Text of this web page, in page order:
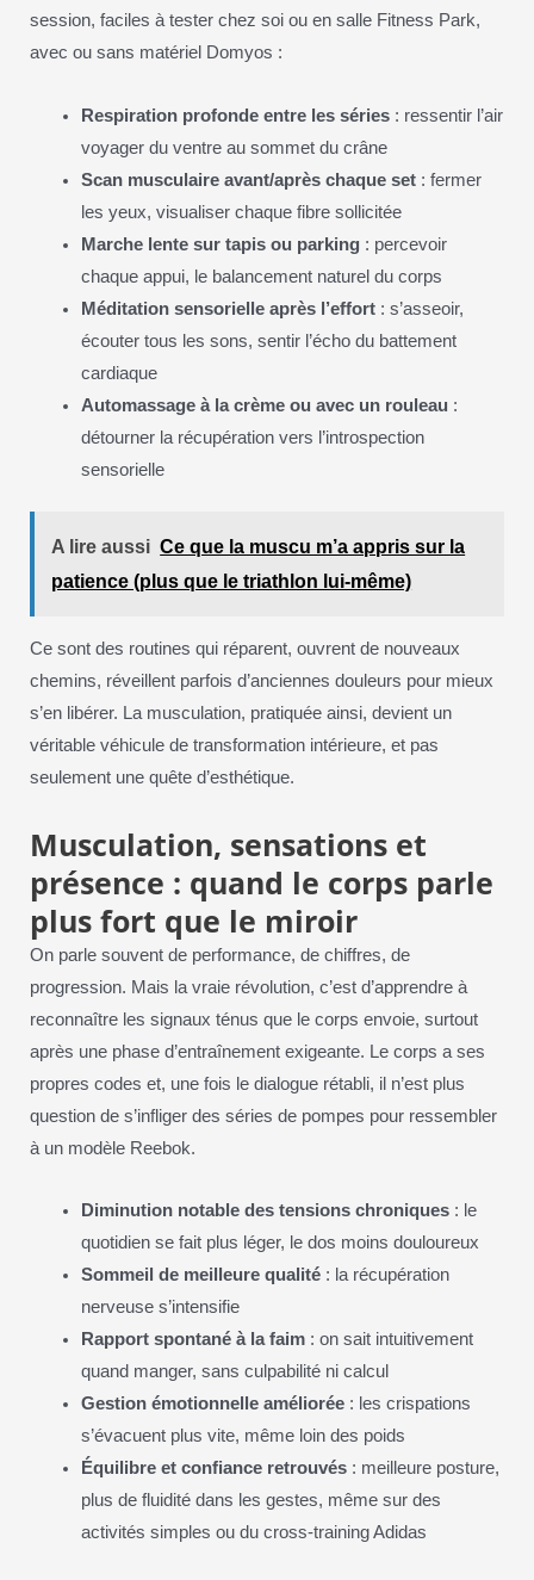
session, faciles à tester chez soi ou en salle Fitness Park,
avec ou sans matériel Domyos :
Respiration profonde entre les séries : ressentir l’air
voyager du ventre au sommet du crâne
Scan musculaire avant/après chaque set : fermer
les yeux, visualiser chaque fibre sollicitée
Marche lente sur tapis ou parking : percevoir
chaque appui, le balancement naturel du corps
Méditation sensorielle après l’effort : s’asseoir,
écouter tous les sons, sentir l’écho du battement
cardiaque
Automassage à la crème ou avec un rouleau :
détourner la récupération vers l’introspection
sensorielle
A lire aussi Ce que la muscu m’a appris sur la
patience (plus que le triathlon lui-même)
Ce sont des routines qui réparent, ouvrent de nouveaux
chemins, réveillent parfois d’anciennes douleurs pour mieux
s’en libérer. La musculation, pratiquée ainsi, devient un
véritable véhicule de transformation intérieure, et pas
seulement une quête d’esthétique.
Musculation, sensations et
présence : quand le corps parle
plus fort que le miroir
On parle souvent de performance, de chiffres, de
progression. Mais la vraie révolution, c’est d’apprendre à
reconnaître les signaux ténus que le corps envoie, surtout
après une phase d’entraînement exigeante. Le corps a ses
propres codes et, une fois le dialogue rétabli, il n’est plus
question de s’infliger des séries de pompes pour ressembler
à un modèle Reebok.
Diminution notable des tensions chroniques : le
quotidien se fait plus léger, le dos moins douloureux
Sommeil de meilleure qualité : la récupération
nerveuse s’intensifie
Rapport spontané à la faim : on sait intuitivement
quand manger, sans culpabilité ni calcul
Gestion émotionnelle améliorée : les crispations
s’évacuent plus vite, même loin des poids
Équilibre et confiance retrouvés : meilleure posture,
plus de fluidité dans les gestes, même sur des
activités simples ou du cross-training Adidas